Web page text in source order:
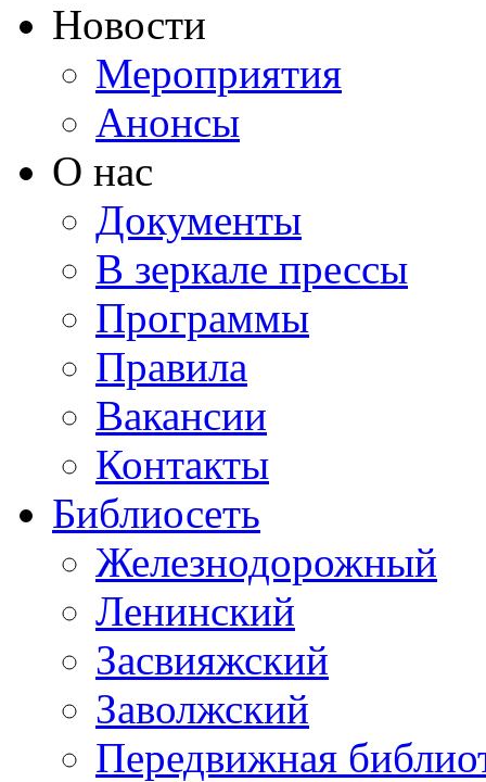
Новости
Мероприятия
Анонсы
О нас
Документы
В зеркале прессы
Программы
Правила
Вакансии
Контакты
Библиосеть
Железнодорожный
Ленинский
Засвияжский
Заволжский
Передвижная